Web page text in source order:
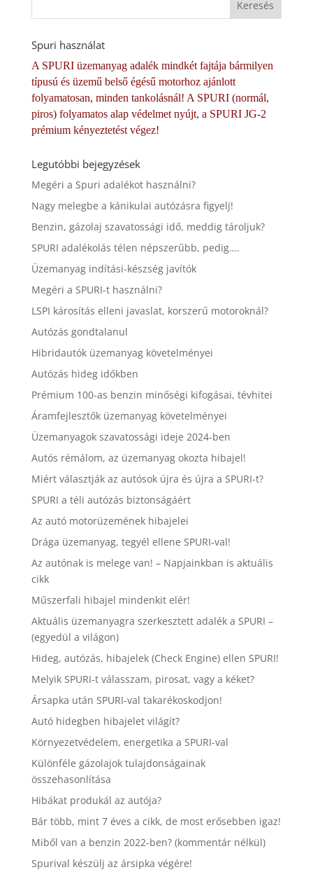
Spuri használat
A SPURI üzemanyag adalék mindkét fajtája bármilyen
típusú és üzemű belső égésű motorhoz ajánlott
folyamatosan, minden tankolásnál! A SPURI (normál,
piros) folyamatos alap védelmet nyújt, a SPURI JG-2
prémium kényeztetést végez!
Legutóbbi bejegyzések
Megéri a Spuri adalékot használni?
Nagy melegbe a kánikulai autózásra figyelj!
Benzin, gázolaj szavatossági idő, meddig tároljuk?
SPURI adalékolás télen népszerűbb, pedig….
Üzemanyag indítási-készség javítók
Megéri a SPURI-t használni?
LSPI károsítás elleni javaslat, korszerű motoroknál?
Autózás gondtalanul
Hibridautók üzemanyag követelményei
Autózás hideg időkben
Prémium 100-as benzin minőségi kifogásai, tévhitei
Áramfejlesztők üzemanyag követelményei
Üzemanyagok szavatossági ideje 2024-ben
Autós rémálom, az üzemanyag okozta hibajel!
Miért választják az autósok újra és újra a SPURI-t?
SPURI a téli autózás biztonságáért
Az autó motorüzemének hibajelei
Drága üzemanyag, tegyél ellene SPURI-val!
Az autónak is melege van! – Napjainkban is aktuális
cikk
Műszerfali hibajel mindenkit elér!
Aktuális üzemanyagra szerkesztett adalék a SPURI –
(egyedül a világon)
Hideg, autózás, hibajelek (Check Engine) ellen SPURI!
Melyik SPURI-t válasszam, pirosat, vagy a kéket?
Ársapka után SPURI-val takarékoskodjon!
Autó hidegben hibajelet világít?
Környezetvédelem, energetika a SPURI-val
Különféle gázolajok tulajdonságainak
összehasonlítása
Hibákat produkál az autója?
Bár több, mint 7 éves a cikk, de most erősebben igaz!
Miből van a benzin 2022-ben? (kommentár nélkül)
Spurival készülj az ársipka végére!